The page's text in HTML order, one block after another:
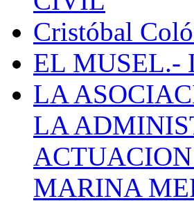
Cristóbal
EL MUSEL.-
LA
LA
MARINA